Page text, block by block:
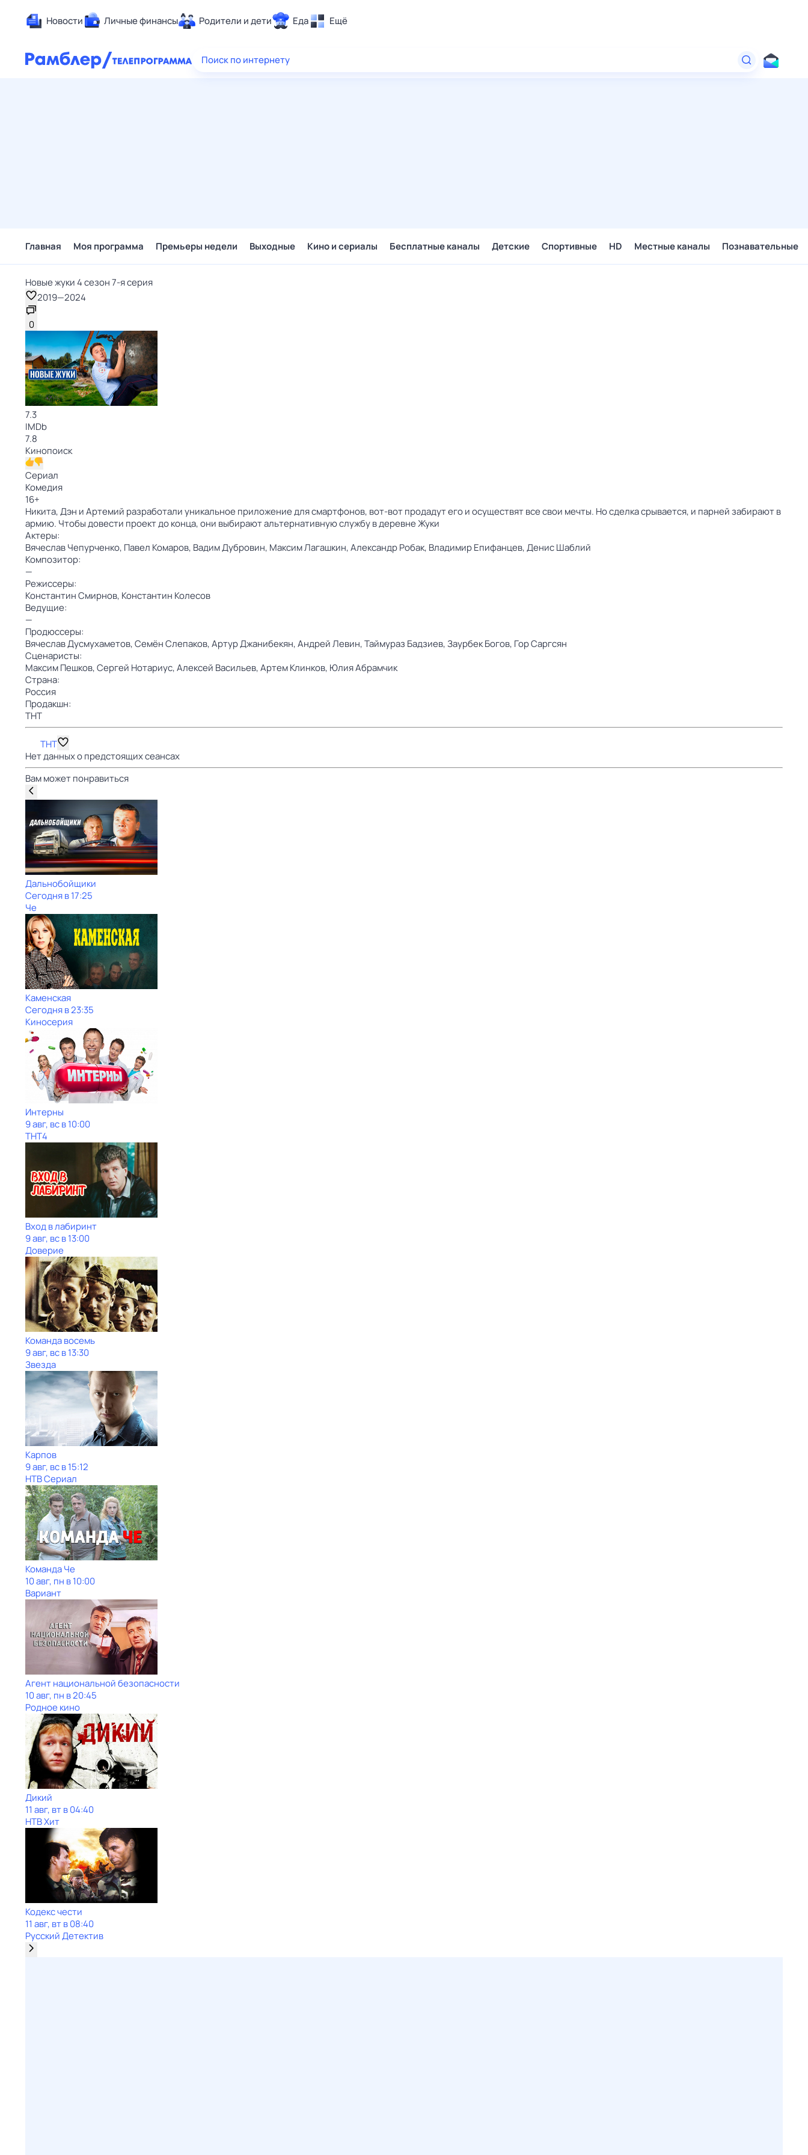
Новости Личные финансы Родители и дети Еда Ещё
Здоровье
Поиск по интернету
Главная Моя программа Премьеры недели Выходные Кино и сериалы Бесплатные каналы Детские Спортивные HD Местные каналы Познавательные
Новые жуки 4 сезон 7-я серия
2019—2024
0
7.3
IMDb
7.8
Кинопоиск
Сериал
Комедия
16+
Никита, Дэн и Артемий разработали уникальное приложение для смартфонов, вот-вот продадут его и осуществят все свои мечты. Но сделка срывается, и парней забирают в
армию. Чтобы довести проект до конца, они выбирают альтернативную службу в деревне Жуки
Актеры:
Вячеслав Чепурченко, Павел Комаров, Вадим Дубровин, Максим Лагашкин,Александр Робак, Владимир Епифанцев,Денис Шаблий
Композитор:
—
Режиссеры:
Константин Смирнов, Константин Колесов
Ведущие:
—
Продюссеры:
Вячеслав Дусмухаметов,Семён Слепаков,Артур Джанибекян,Андрей Левин,Таймураз Бадзиев,Заурбек Богов, Гор Саргсян
Сценаристы:
Максим Пешков,Сергей Нотариус,Алексей Васильев,Артем Клинков, Юлия Абрамчик
Страна:
Россия
Продакшн:
ТНТ
ТНТ
Нет данных о предстоящих сеансах
Вам может понравиться
Дальнобойщики
Сегодня в 17:25
Че
Каменская
Сегодня в 23:35
Киносерия
Интерны
9 авг, вс в 10:00
ТНТ4
Вход в лабиринт
9 авг, вс в 13:00
Доверие
Команда восемь
9 авг, вс в 13:30
Звезда
Карпов
9 авг, вс в 15:12
НТВ Сериал
Команда Че
10 авг, пн в 10:00
Вариант
Агент национальной безопасности
10 авг, пн в 20:45
Родное кино
Дикий
11 авг, вт в 04:40
НТВ Хит
Кодекс чести
11 авг, вт в 08:40
Русский Детектив